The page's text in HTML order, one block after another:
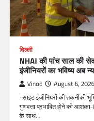
दिल्ली
NHAI की पांच साल की
इंजीनियरों का भविष्य अब
Vinod August 6, 2026
-साइट इंजीनियरों की तकनीकी
गुणवत्ता प्रभावित होने की
के साथ…